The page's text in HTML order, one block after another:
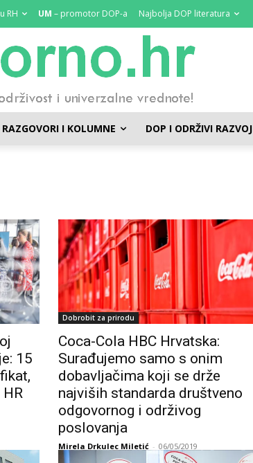
RH UM – promotor DOP-a Najbolja DOP literatura
RAZGOVORI I KOLUMNE DOP I ODRŽIVI RAZVOJ
15
Dobrobit za prirodu
Coca-Cola HBC Hrvatska:
Surađujemo samo s onim
dobavljačima koji se drže
najviših standarda društveno
odgovornog i održivog
poslovanja
Mirela Drkulec Miletić - 06/05/2019